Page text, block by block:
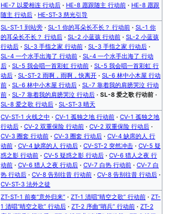
HE-7 以爱相连 行动后 · HE-8 愿跟随主 行动前 · HE-8 愿跟
随主 行动后 · HE-ST-3 慈光引导
SL-ST-1 到站旁 · SL-1 你的耳朵长不长？ 行动前 · SL-1 你
的耳朵长不长？ 行动后 · SL-2 小蓝孩 行动前 · SL-2 小蓝孩
行动后 · SL-3 手指之家 行动前 · SL-3 手指之家 行动后 ·
SL-4 一个水手出海了 行动前 · SL-4 一个水手出海了 行动
后 · SL-5 我会唱一首彩虹 行动前 · SL-5 我会唱一首彩虹 行
动后 · SL-ST-2 雨啊，雨啊，快离开 · SL-6 林中小木屋 行动
前 · SL-6 林中小木屋 行动后 · SL-7 靠着我的肩膀哭泣 行动
前 · SL-7 靠着我的肩膀哭泣 行动后 · SL-8 爱之歌 行动前 ·
SL-8 爱之歌 行动后 · SL-ST-3 晴天
CV-ST-1 火线之中 · CV-1 孤独之地 行动前 · CV-1 孤独之地
行动后 · CV-2 双重保险 行动前 · CV-2 双重保险 行动后 ·
CV-3 圈套 行动前 · CV-3 圈套 行动后 · CV-4 缺席的人 行
动前 · CV-4 缺席的人 行动后 · CV-ST-2 突然冲击 · CV-5 疑
惑之影 行动前 · CV-5 疑惑之影 行动后 · CV-6 猎人之夜 行
动前 · CV-6 猎人之夜 行动后 · CV-7 白热 行动前 · CV-7 白
热 行动后 · CV-8 告别往昔 行动前 · CV-8 告别往昔 行动后 ·
CV-ST-3 法外之徒
ZT-ST-1 前奏“意外归来” · ZT-1 清唱“晴空之歌” 行动前 · ZT-
1 清唱“晴空之歌” 行动后 · ZT-2 序曲“哨兵” 行动前 · ZT-2